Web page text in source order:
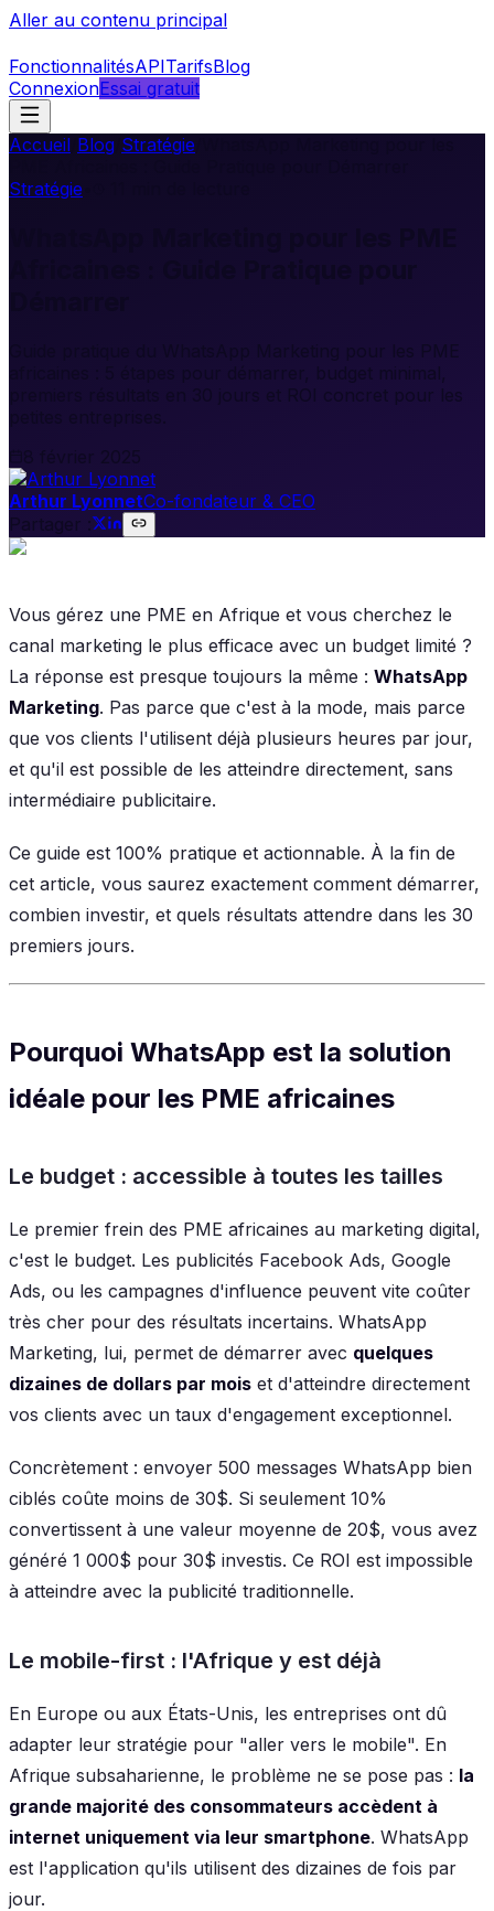
Aller au contenu principal
FonctionnalitésAPITarifsBlog
ConnexionEssai gratuit
Accueil Blog Stratégie
Stratégie
Guide pratique du WhatsApp Marketing pour les PME
africaines : 5 étapes pour démarrer, budget minimal,
premiers résultats en 30 jours et ROI concret pour les
Arthur LyonnetCo-fondateur & CEO
Partager :
Vous gérez une PME en Afrique et vous cherchez le
canal marketing le plus efficace avec un budget limité ?
La réponse est presque toujours la même : WhatsApp
Marketing. Pas parce que c'est à la mode, mais parce
que vos clients l'utilisent déjà plusieurs heures par jour,
et qu'il est possible de les atteindre directement, sans
intermédiaire publicitaire.
Ce guide est 100% pratique et actionnable. À la fin de
cet article, vous saurez exactement comment démarrer,
combien investir, et quels résultats attendre dans les 30
premiers jours.
Pourquoi WhatsApp est la solution
idéale pour les PME africaines
Le budget : accessible à toutes les tailles
Le premier frein des PME africaines au marketing digital,
c'est le budget. Les publicités Facebook Ads, Google
Ads, ou les campagnes d'influence peuvent vite coûter
très cher pour des résultats incertains. WhatsApp
Marketing, lui, permet de démarrer avec quelques
dizaines de dollars par mois et d'atteindre directement
vos clients avec un taux d'engagement exceptionnel.
Concrètement : envoyer 500 messages WhatsApp bien
ciblés coûte moins de 30$. Si seulement 10%
convertissent à une valeur moyenne de 20$, vous avez
généré 1 000$ pour 30$ investis. Ce ROI est impossible
à atteindre avec la publicité traditionnelle.
Le mobile-first : l'Afrique y est déjà
En Europe ou aux États-Unis, les entreprises ont dû
adapter leur stratégie pour "aller vers le mobile". En
Afrique subsaharienne, le problème ne se pose pas : la
grande majorité des consommateurs accèdent à
internet uniquement via leur smartphone. WhatsApp
est l'application qu'ils utilisent des dizaines de fois par
jour.